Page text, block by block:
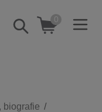
Pokaż/schowaj
wyszukiwarkę
0
biografie